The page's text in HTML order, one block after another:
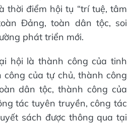
thời điểm hội tụ “trí tuệ, tâm
Đảng, toàn dân tộc, soi
phát triển mới.
hội là thành công của tinh
của tự chủ, thành công
dân tộc, thành công của
tác tuyên truyền, công tác
sách được thông qua tại